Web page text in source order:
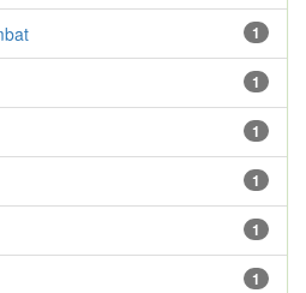
1
1
1
1
1
1